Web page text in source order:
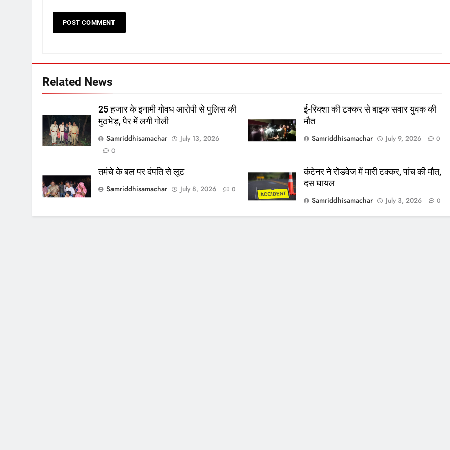
Related News
25 हजार के इनामी गोवध आरोपी से पुलिस की
मुठभेड़, पैर में लगी गोली
Samriddhisamachar
July 13, 2026
0
ई-रिक्शा की टक्कर से बाइक सवार युवक की
मौत
Samriddhisamachar
July 9, 2026 0
तमंचे के बल पर दंपति से लूट
Samriddhisamachar
July 8, 2026 0
कंटेनर ने रोडवेज में मारी टक्कर, पांच की मौत,
दस घायल
Samriddhisamachar
July 3, 2026 0